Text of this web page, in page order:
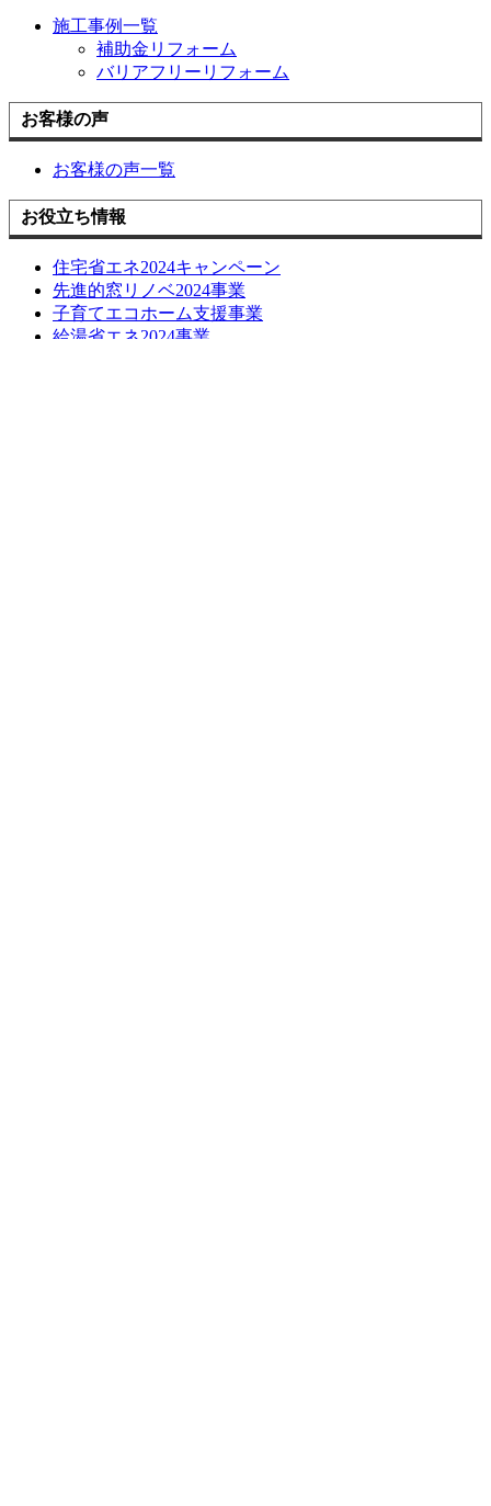
施工事例一覧
補助金リフォーム
バリアフリーリフォーム
お客様の声
お客様の声一覧
お役立ち情報
住宅省エネ2024キャンペーン
先進的窓リノベ2024事業
子育てエコホーム支援事業
給湯省エネ2024事業